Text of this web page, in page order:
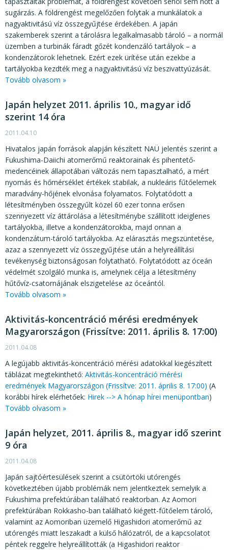
sugárzás. A földrengést megelőzően folytak a munkálatok a
nagyaktivitású víz összegyűjtése érdekében. A japán
szakemberek szerint a tárolásra legalkalmasabb tároló – a normál
üzemben a turbinák fáradt gőzét kondenzáló tartályok – a
kondenzátorok lehetnek. Ezért ezek ürítése után ezekbe a
tartályokba kezdték meg a nagyaktivitású víz beszivattyúzását.
Tovább olvasom »
Japán helyzet 2011. április 10., magyar idő
szerint 14 óra
2011.04.10
Hivatalos japán források alapján készített NAÜ jelentés szerint a
Fukushima-Daiichi atomerőmű reaktorainak és pihentető-
medencéinek állapotában változás nem tapasztalható, a mért
nyomás és hőmérséklet értékek stabilak, a nukleáris fűtőelemek
maradvány-hőjének elvonása folyamatos. Folytatódott a
létesítményben összegyűlt közel 60 ezer tonna erősen
szennyezett víz áttárolása a létesítménybe szállított ideiglenes
tartályokba, illetve a kondenzátorokba, majd onnan a
kondenzátum-tároló tartályokba. Az elárasztás megszüntetése,
azaz a szennyezett víz összegyűjtése után a helyreállítási
tevékenység biztonságosan folytatható. Folytatódott az óceán
védelmét szolgáló munka is, amelynek célja a létesítmény
hűtővíz-csatornájának elszigetelése az óceántól.
Tovább olvasom »
Aktivitás-koncentráció mérési eredmények
Magyarországon (Frissítve: 2011. április 8. 17:00)
2011.04.08
A legújabb aktivitás-koncentráció mérési adatokkal kiegészített
táblázat megtekinthető: Aktivitás-koncentráció mérési
eredmények Magyarországon (Frissítve: 2011. április 8. 17:00) (A
korábbi hírek elérhetőek: Hirek --> A hónap hírei menüpontban)
Tovább olvasom »
Japán helyzet, 2011. április 8., magyar idő szerint
9 óra
2011.04.08
Japán sajtóértesülések szerint a csütörtöki utórengés
következtében újabb problémák nem jelentkeztek semelyik a
Fukushima prefektúrában található reaktorban. Az Aomori
prefektúrában Rokkasho-ban található kiégett-fűtőelem tároló,
valamint az Aomoriban üzemelő Higashidori atomerőmű az
utórengés miatt leszakadt a külső hálózatról, de a kapcsolatot
péntek reggelre helyreállították (a Higashidori reaktor